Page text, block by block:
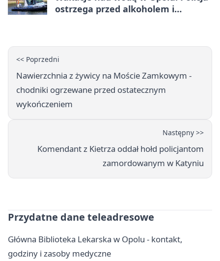
ostrzega przed alkoholem i
<< Poprzedni
Nawierzchnia z żywicy na Moście Zamkowym -
chodniki ogrzewane przed ostatecznym
wykończeniem
Następny >>
Komendant z Kietrza oddał hołd policjantom
zamordowanym w Katyniu
Przydatne dane teleadresowe
Główna Biblioteka Lekarska w Opolu - kontakt,
godziny i zasoby medyczne